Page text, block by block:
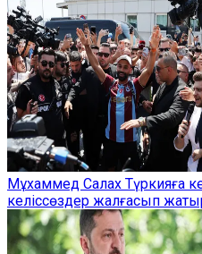
Мұхаммед Салах Түркияға
келіссөздер жалғасып